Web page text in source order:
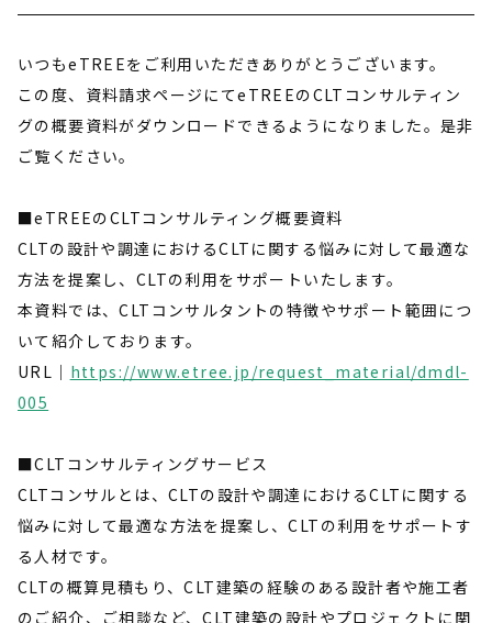
いつもeTREEをご利用いただきありがとうございます。
この度、資料請求ページにてeTREEのCLTコンサルティン
グの概要資料がダウンロードできるようになりました。是非
ご覧ください。
■eTREEのCLTコンサルティング概要資料
CLTの設計や調達におけるCLTに関する悩みに対して最適な
方法を提案し、CLTの利用をサポートいたします。
本資料では、CLTコンサルタントの特徴やサポート範囲につ
いて紹介しております。
URL｜ https://www.etree.jp/request_material/dmdl-
005
■CLTコンサルティングサービス
CLTコンサルとは、CLTの設計や調達におけるCLTに関する
悩みに対して最適な方法を提案し、CLTの利用をサポートす
る人材です。
CLTの概算見積もり、CLT建築の経験のある設計者や施工者
のご紹介、ご相談など、CLT建築の設計やプロジェクトに関